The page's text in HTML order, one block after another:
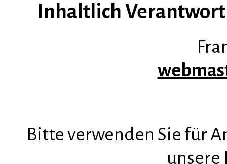
Inhaltlich
Bitte verwenden Sie für
unsere